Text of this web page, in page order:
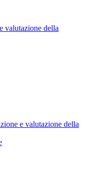
valutazione della
e valutazione della